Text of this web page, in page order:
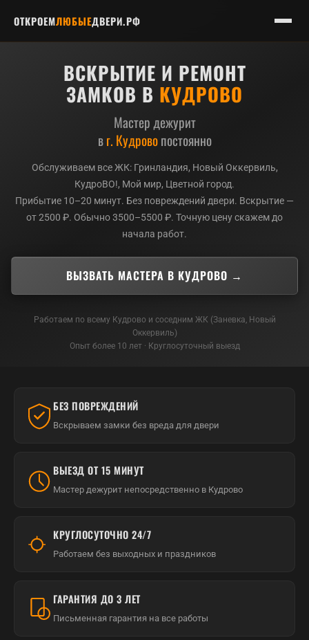
ОТКРОЕМЛЮБЫЕДВЕРИ.РФ
ВСКРЫТИЕ И РЕМОНТ
ЗАМКОВ В КУДРОВО
Мастер дежурит
вг. Кудровопостоянно
Обслуживаем все ЖК: Гринландия, Новый Оккервиль,
КудроВО!, Мой мир, Цветной город.
Прибытие 10–20 минут. Без повреждений двери. Вскрытие —
от 2500 ₽. Обычно 3500–5500 ₽. Точную цену скажем до
начала работ.
ВЫЗВАТЬ МАСТЕРА В КУДРОВО →
Работаем по всему Кудрово и соседним ЖК (Заневка, Новый
Оккервиль)
Опыт более 10 лет · Круглосуточный выезд
БЕЗ ПОВРЕЖДЕНИЙ
Вскрываем замки без вреда для двери
ВЫЕЗД ОТ 15 МИНУТ
Мастер дежурит непосредственно в Кудрово
КРУГЛОСУТОЧНО 24/7
Работаем без выходных и праздников
ГАРАНТИЯ ДО 3 ЛЕТ
Письменная гарантия на все работы